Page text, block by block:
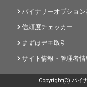
バイナリーオプション
信頼度チェッカー
まずはデモ取引
サイト情報・管理者情
Copyright(C) バイ